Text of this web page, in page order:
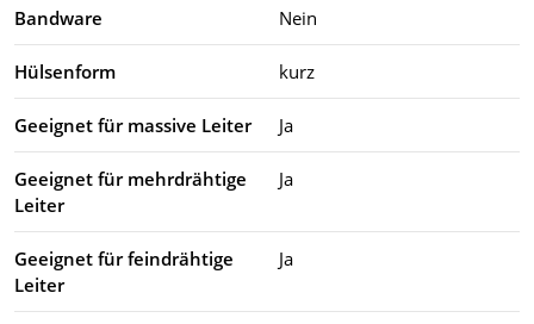
Bandware Nein
Hülsenform kurz
Geeignet für massive Leiter Ja
Geeignet für mehrdrähtige
Leiter
Ja
Geeignet für feindrähtige
Leiter
Ja